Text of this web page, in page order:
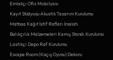
Emlakçı Ofis Mobilyası
Kayıt Stüdyosu Akustik Tasarım Kurulumu
Matbaa Kağıt İstif Rafları İmalatı
Balıkçılık Malzemeleri Kamış Standı Kurulumu
Lastikçi Depo Raf Kurulumu
Escape Room (Kaçış Oyunu) Dekoru